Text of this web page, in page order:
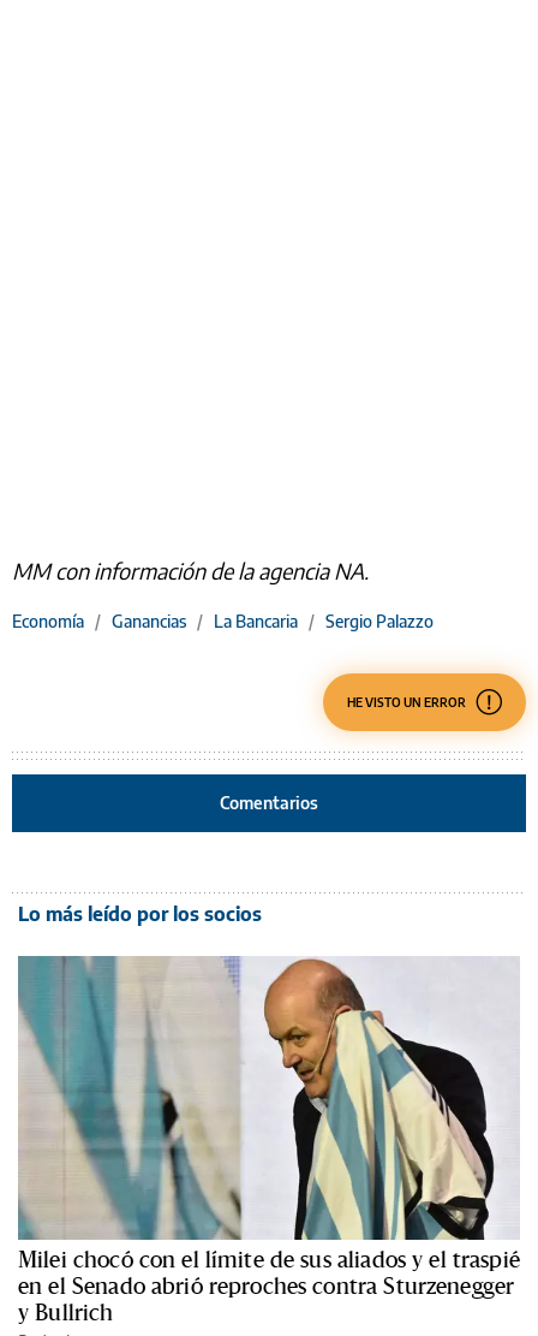
MM con información de la agencia NA.
Economía / Ganancias / La Bancaria / Sergio Palazzo
HE VISTO UN ERROR
Comentarios
Lo más leído por los socios
Milei chocó con el límite de sus aliados y el traspié
en el Senado abrió reproches contra Sturzenegger
y Bullrich